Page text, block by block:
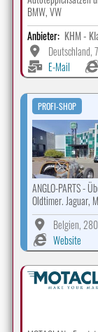
BMW, VW
Anbieter: KHM -
Deutschland,
E-Mail
PROFI-SHOP
ANGLO-PARTS -
Oldtimer. Jaguar,
Belgien,
Website